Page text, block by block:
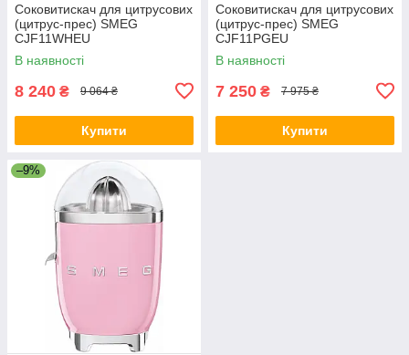
Соковитискач для цитрусових
(цитрус-прес) SMEG
CJF11WHEU
В наявності
8 240 ₴ 9 064 ₴
Купити
Соковитискач для цитрусових
(цитрус-прес) SMEG
CJF11PGEU
В наявності
7 250 ₴ 7 975 ₴
Купити
–9%